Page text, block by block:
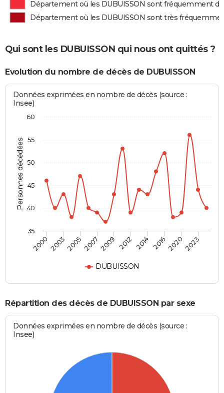
Département où les DUBUISSON sont fréquemment
Département où les DUBUISSON sont très
Qui sont les DUBUISSON qui nous ont quittés ?
Evolution du nombre de décès de DUBUISSON
Personnes décédées
Données exprimées en nombre de décès (source :
Insee)
DUBUISSON
20002003200520072009 2012 2014 201620202023
35
40
45
50
55
60
Répartition des décès de DUBUISSON par sexe
Données exprimées en nombre de décès (source :
Insee)